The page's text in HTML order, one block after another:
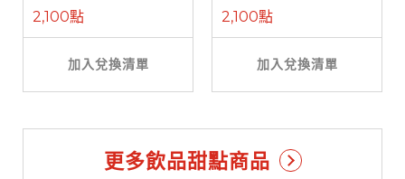
2,100點
加入兌換清單
2,100點
加入兌換清單
更多飲品甜點商品